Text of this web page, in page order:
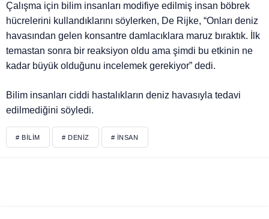
Çalışma için bilim insanları modifiye edilmiş insan böbrek
hücrelerini kullandıklarını söylerken, De Rijke, “Onları deniz
havasından gelen konsantre damlacıklara maruz bıraktık. İlk
temastan sonra bir reaksiyon oldu ama şimdi bu etkinin ne
kadar büyük olduğunu incelemek gerekiyor” dedi.
Bilim insanları ciddi hastalıkların deniz havasıyla tedavi
edilmediğini söyledi.
# BILIM # DENIZ # İNSAN